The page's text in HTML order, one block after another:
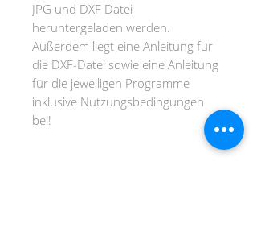
JPG und DXF Datei
heruntergeladen werden.
Außerdem liegt eine Anleitung für
die DXF-Datei sowie eine Anleitung
für die jeweiligen Programme
inklusive Nutzungsbedingungen
bei!